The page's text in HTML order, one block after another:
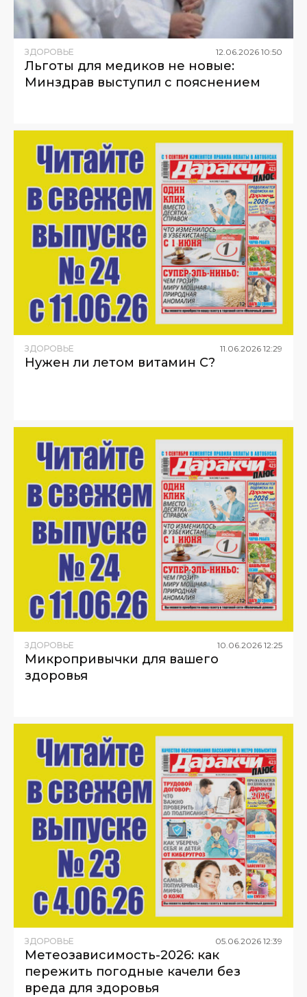
ЗДОРОВЬЕ 12 06 2026 10:50
Льготы для медиков не новые:
Минздрав выступил с пояснением
ЗДОРОВЬЕ 11 06 2026 12:29
Нужен ли летом витамин С?
ЗДОРОВЬЕ 10 06 2026 12:25
Микропривычки для вашего
здоровья
ЗДОРОВЬЕ 05.06.2026 12:39
Метеозависимость-2026: как
пережить погодные качели без
вреда для здоровья